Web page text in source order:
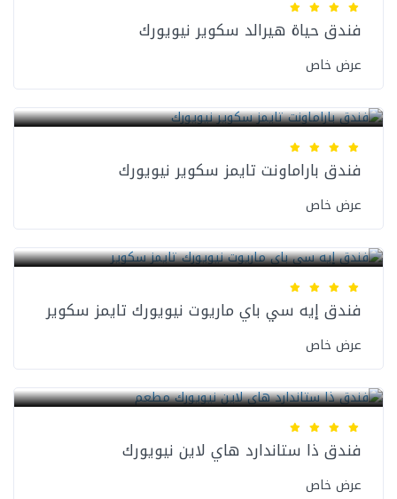
فندق حياة هيرالد سكوير نيويورك
عرض خاص
فندق باراماونت تايمز سكوير نيويورك
عرض خاص
فندق إيه سي باي ماريوت نيويورك تايمز سكوير
عرض خاص
فندق ذا ستاندارد هاي لاين نيويورك
عرض خاص